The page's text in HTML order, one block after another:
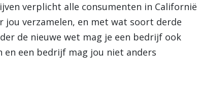
verplicht alle consumenten in Californië
jou verzamelen, en met wat soort derde
de nieuwe wet mag je een bedrijf ook
een bedrijf mag jou niet anders